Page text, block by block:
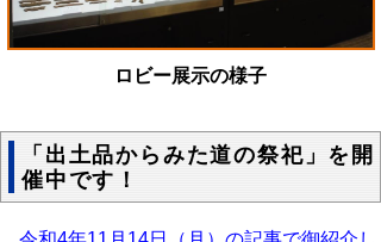
ロビー展示の様子
「出土品からみた道の祭祀」を開
催中です！